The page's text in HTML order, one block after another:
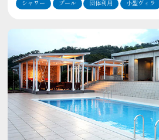
シャワー プール 団体利用 小型ヴィラ